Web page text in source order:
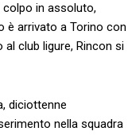
colpo in assoluto,
è arrivato a Torino con
club ligure, Rincon si
diciottenne
nella squadra